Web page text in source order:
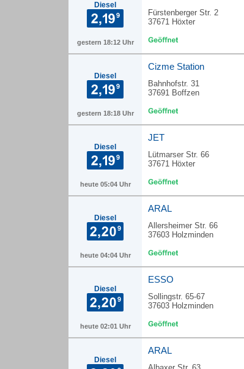
Diesel
gestern 18:12 Uhr
Fürstenberger Str. 2
37671 Höxter
Diesel
gestern 18:18 Uhr
Cizme Station
Bahnhofstr. 31
37691 Boffzen
Diesel
heute 05:04 Uhr
JET
Lütmarser Str. 66
37671 Höxter
Diesel
heute 04:04 Uhr
ARAL
Allersheimer Str. 66
37603 Holzminden
Diesel
heute 02:01 Uhr
ESSO
Sollingstr. 65-67
37603 Holzminden
Diesel
ARAL